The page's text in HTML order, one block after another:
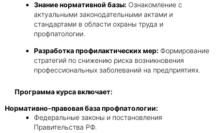
Знание нормативной базы: Ознакомление с
актуальными законодательными актами и
стандартами в области охраны труда и
профпатологии.
Разработка профилактических мер: Формирование
стратегий по снижению риска возникновения
профессиональных заболеваний на предприятиях.
Программа курса включает:
Нормативно-правовая база профпатологии:
Федеральные законы и постановления
Правительства РФ.